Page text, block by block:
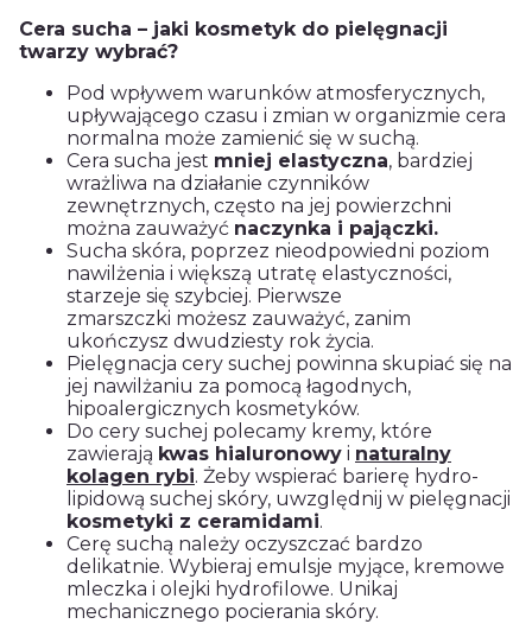
Cera sucha – jaki kosmetyk do pielęgnacji
twarzy wybrać?
Pod wpływem warunków atmosferycznych,
upływającego czasu i zmian w organizmie cera
normalna może zamienić się w suchą.
Cera sucha jest mniej elastyczna, bardziej
wrażliwa na działanie czynników
zewnętrznych, często na jej powierzchni
można zauważyć naczynka i pajączki.
Sucha skóra, poprzez nieodpowiedni poziom
nawilżenia i większą utratę elastyczności,
starzeje się szybciej. Pierwsze
zmarszczki możesz zauważyć, zanim
ukończysz dwudziesty rok życia.
Pielęgnacja cery suchej powinna skupiać się na
jej nawilżaniu za pomocą łagodnych,
hipoalergicznych kosmetyków.
Do cery suchej polecamy kremy, które
zawierają kwas hialuronowy i naturalny
kolagen rybi. Żeby wspierać barierę hydro-
lipidową suchej skóry, uwzględnij w pielęgnacji
kosmetyki z ceramidami.
Cerę suchą należy oczyszczać bardzo
delikatnie. Wybieraj emulsje myjące, kremowe
mleczka i olejki hydrofilowe. Unikaj
mechanicznego pocierania skóry.